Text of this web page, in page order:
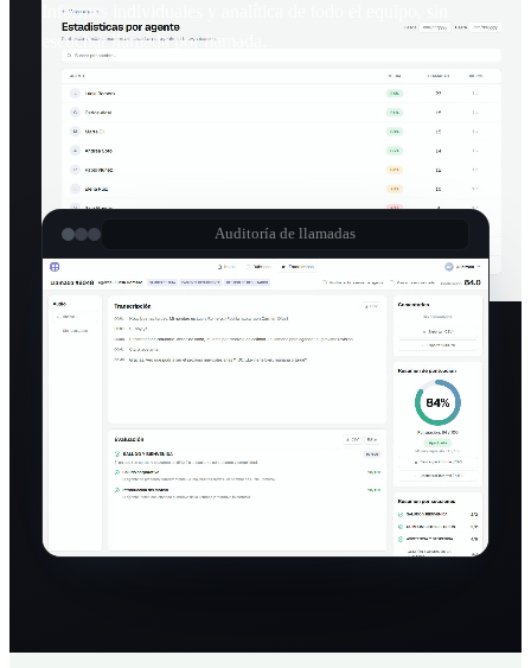
Informes individuales y analítica de todo el equipo, sin
escuchar llamada por llamada.
Pedir demo
Auditoría de llamadas